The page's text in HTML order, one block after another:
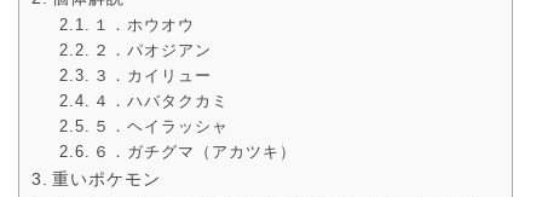
１．ホウオウ
２．パオジアン
３．カイリュー
４．ハバタクカミ
５．ヘイラッシャ
６．ガチグマ（アカツキ）
重いポケモン